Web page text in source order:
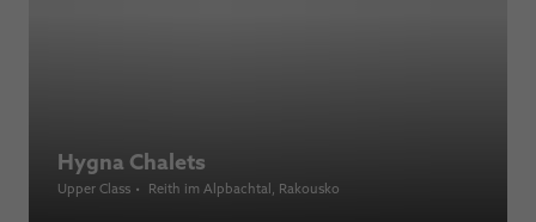
Hygna Chalets
Upper Class • Reith im Alpbachtal , Rakousko